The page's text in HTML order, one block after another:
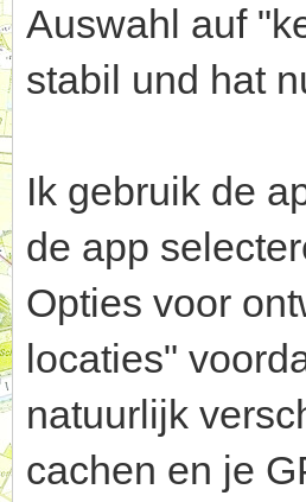
Auswahl auf
stabil und hat
Ik gebruik de
de app
Opties voor
locaties"
natuurlijk
cachen en je